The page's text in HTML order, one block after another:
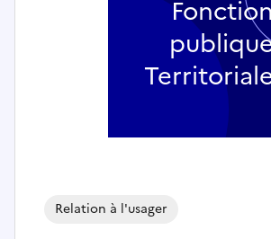
Relation à l'usager
Fonction